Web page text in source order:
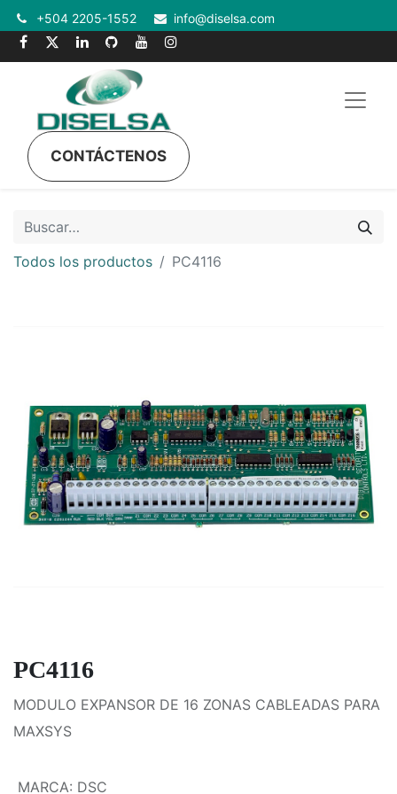
+504 2205-1552 info@diselsa.com
CONTÁCTENOS
Todos los productos PC4116
PC4116
MODULO EXPANSOR DE 16 ZONAS CABLEADAS PARA
MAXSYS
MARCA: DSC